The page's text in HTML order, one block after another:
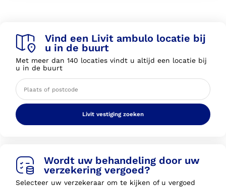
Vind een Livit ambulo locatie bij
u in de buurt
Met meer dan 140 locaties vindt u altijd een locatie bij
u in de buurt
Livit vestiging zoeken
Wordt uw behandeling door uw
verzekering vergoed?
Selecteer uw verzekeraar om te kijken of u vergoed